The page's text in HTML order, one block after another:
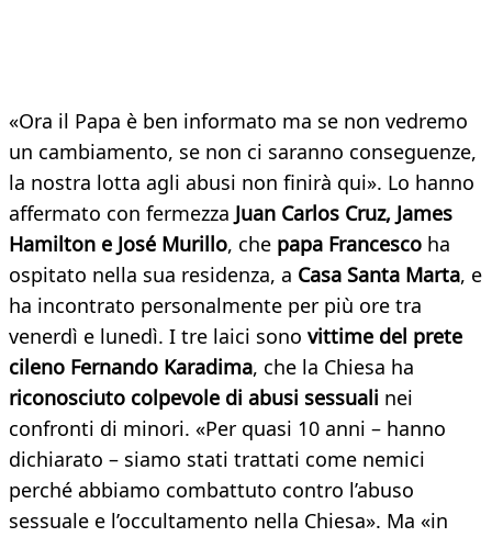
«Ora il Papa è ben informato ma se non vedremo
un cambiamento, se non ci saranno conseguenze,
la nostra lotta agli abusi non finirà qui». Lo hanno
affermato con fermezza Juan Carlos Cruz, James
Hamilton e José Murillo, che papa Francesco ha
ospitato nella sua residenza, a Casa Santa Marta, e
ha incontrato personalmente per più ore tra
venerdì e lunedì. I tre laici sono vittime del prete
cileno Fernando Karadima, che la Chiesa ha
riconosciuto colpevole di abusi sessuali nei
confronti di minori. «Per quasi 10 anni – hanno
dichiarato – siamo stati trattati come nemici
perché abbiamo combattuto contro l’abuso
sessuale e l’occultamento nella Chiesa». Ma «in